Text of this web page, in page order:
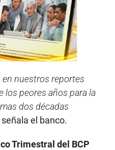
en nuestros reportes
los peores años para la
dos décadas
señala el banco.
Trimestral del BCP